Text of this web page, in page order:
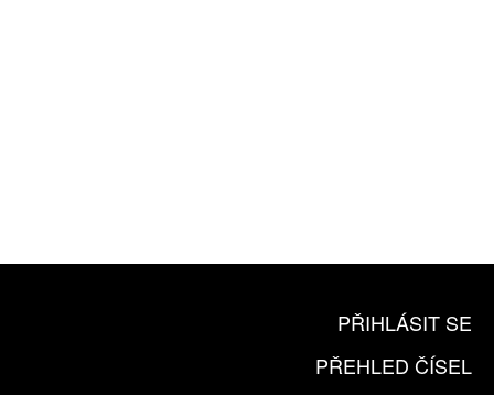
PŘIHLÁSIT SE
PŘEHLED ČÍSEL